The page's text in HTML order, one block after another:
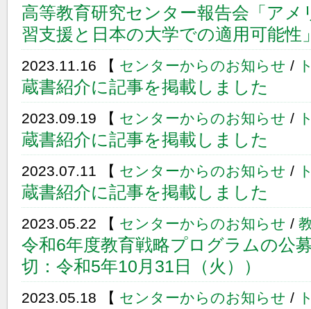
高等教育研究センター報告会「ア
習支援と日本の大学での適用可能性
2023.11.16 【 センターからのお知らせ /
蔵書紹介に記事を掲載しました
2023.09.19 【 センターからのお知らせ /
蔵書紹介に記事を掲載しました
2023.07.11 【 センターからのお知らせ /
蔵書紹介に記事を掲載しました
2023.05.22 【 センターからのお知らせ /
令和6年度教育戦略プログラムの公
切：令和5年10月31日（火））
2023.05.18 【 センターからのお知らせ /